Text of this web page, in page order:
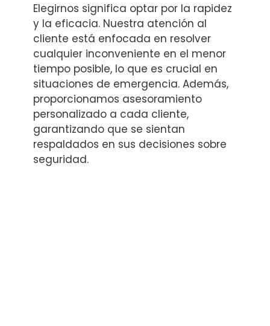
Elegirnos significa optar por la rapidez
y la eficacia. Nuestra atención al
cliente está enfocada en resolver
cualquier inconveniente en el menor
tiempo posible, lo que es crucial en
situaciones de emergencia. Además,
proporcionamos asesoramiento
personalizado a cada cliente,
garantizando que se sientan
respaldados en sus decisiones sobre
seguridad.